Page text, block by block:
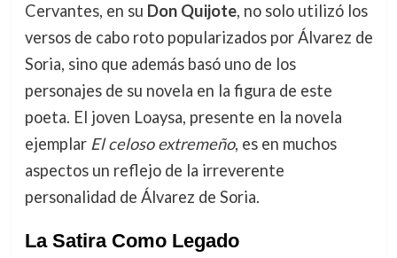
Cervantes, en su Don Quijote, no solo utilizó los
versos de cabo roto popularizados por Álvarez de
Soria, sino que además basó uno de los
personajes de su novela en la figura de este
poeta. El joven Loaysa, presente en la novela
ejemplar El celoso extremeño, es en muchos
aspectos un reflejo de la irreverente
personalidad de Álvarez de Soria.
La Satira Como Legado